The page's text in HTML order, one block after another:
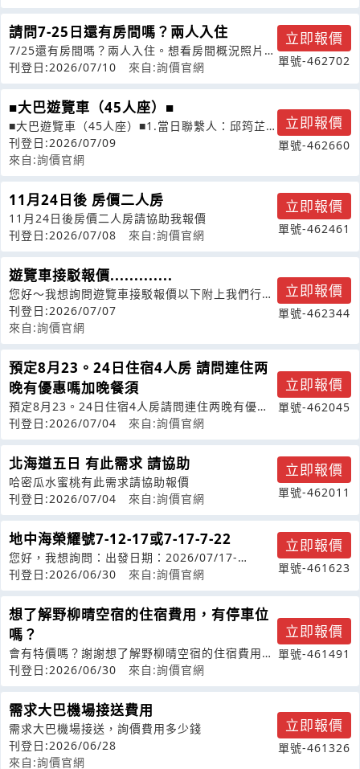
請問7-25日還有房間嗎？兩人入住
7/25還有房間嗎？兩人入住。想看房間概況照片和
價格。
刊登日:2026/07/10 來自:詢價官網
立即報價
單號-462702
■大巴遊覽車（45人座）■
■大巴遊覽車（45人座）■1.當日聯繫人：邱筠芷2.
手機號碼：090838331
刊登日:2026/07/09
來自:詢價官網
立即報價
單號-462660
11月24日後 房價二人房
11月24日後房價二人房請協助我報價
刊登日:2026/07/08
來自:詢價官網
立即報價
單號-462461
遊覽車接駁報價.............
您好～我想詢問遊覽車接駁報價以下附上我們行程
接駁的資訊日期：8/27（四）09:
刊登日:2026/07/07
來自:詢價官網
立即報價
單號-462344
預定8月23。24日住宿4人房 請問連住两
晚有優惠嗎加晚餐須
預定8月23。24日住宿4人房請問連住两晚有優惠
嗎加晚餐須加多少錢
刊登日:2026/07/04 來自:詢價官網
立即報價
單號-462045
北海道五日 有此需求 請協助
哈密瓜水蜜桃有此需求請協助報價
刊登日:2026/07/04
來自:詢價官網
立即報價
單號-462011
地中海榮耀號7-12-17或7-17-7-22
您好，我想詢問：出發日期：2026/07/17-
07/22（基隆出發，釜山/福岡
刊登日:2026/06/30 來自:詢價官網
立即報價
單號-461623
想了解野柳晴空宿的住宿費用，有停車位
嗎？
會有特價嗎？謝謝想了解野柳晴空宿的住宿費用，
有停車位嗎？
刊登日:2026/06/30 來自:詢價官網
立即報價
單號-461491
需求大巴機場接送費用
需求大巴機場接送，詢價費用多少錢
刊登日:2026/06/28
來自:詢價官網
立即報價
單號-461326